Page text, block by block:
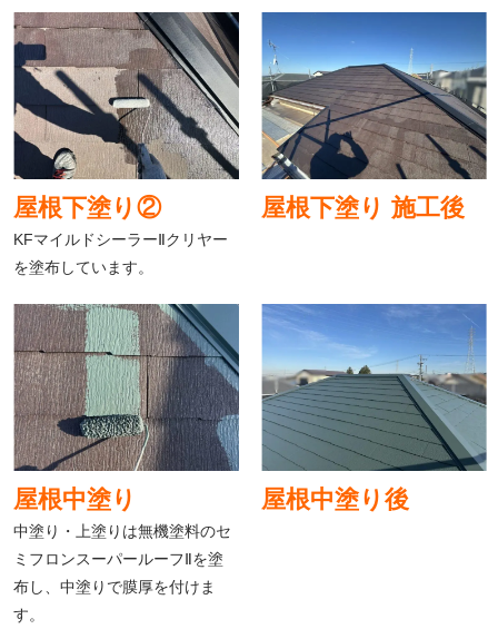
屋根下塗り②
KFマイルドシーラーⅡクリヤー
を塗布しています。
屋根下塗り 施工後
屋根中塗り
中塗り・上塗りは無機塗料のセ
ミフロンスーパールーフⅡを塗
布し、中塗りで膜厚を付けま
す。
屋根中塗り後